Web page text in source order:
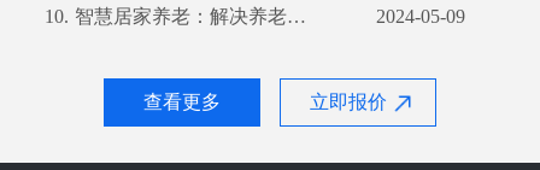
查看更多 立即报价
10. 智慧居家养老：解决养老难题的新思路 2024-05-09